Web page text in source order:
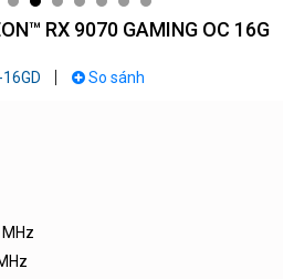
RX 9070 GAMING OC 16G
So sánh